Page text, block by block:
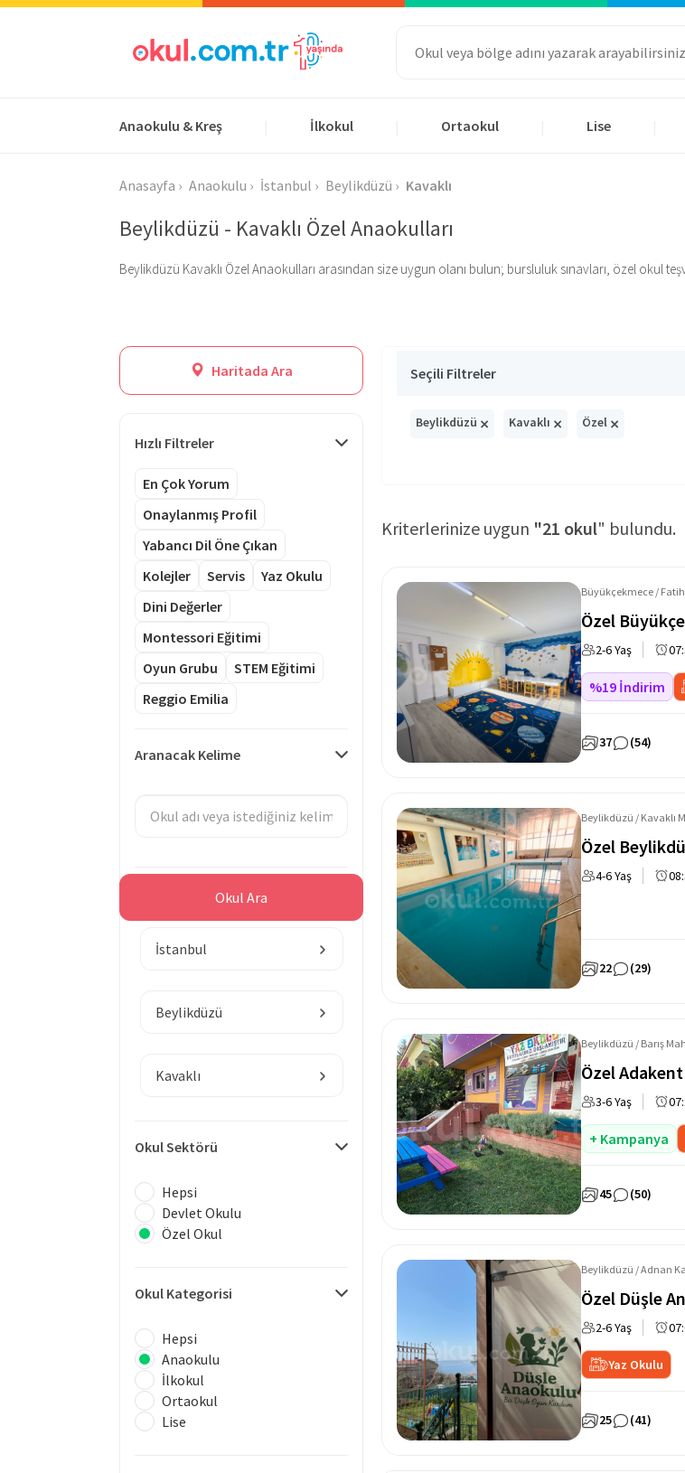
Anaokulu & Kreş İlkokul Ortaokul Lise
Anasayfa Anaokulu İstanbul Beylikdüzü Kavaklı
Beylikdüzü - Kavaklı Özel Anaokulları
Beylikdüzü Kavaklı Özel Anaokulları arasından size uygun olanı bulun; bursluluk sınavları, özel okul
Haritada Ara
Hızlı Filtreler
En Çok Yorum
Onaylanmış Profil
Yabancı Dil Öne Çıkan
Kolejler
Servis
Yaz Okulu
Dini Değerler
Montessori Eğitimi
Oyun Grubu
STEM Eğitimi
Reggio Emilia
Aranacak Kelime
İstanbul
Beylikdüzü
Kavaklı
Okul Sektörü
Hepsi
Devlet Okulu
Özel Okul
Okul Kategorisi
Hepsi
Anaokulu
İlkokul
Ortaokul
Lise
Okul Ara
Seçili Filtreler
Beylikdüzü × Kavaklı × Özel ×
Kriterlerinize uygun "21 okul" bulundu.
Büyükçekmece /
Özel
2-6 Yaş
%19 İndirim
37 (54)
Beylikdüzü / Kavaklı
Özel
4-6 Yaş
22 (29)
Beylikdüzü / Barış
Özel
3-6 Yaş
+ Kampanya
45 (50)
Beylikdüzü / Adnan
Özel Düşle
2-6 Yaş
Yaz Okulu
25 (41)